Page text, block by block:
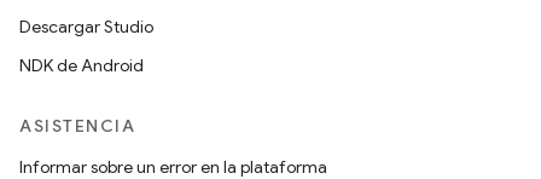
Descargar Studio
NDK de Android
ASISTENCIA
Informar sobre un error en la plataforma